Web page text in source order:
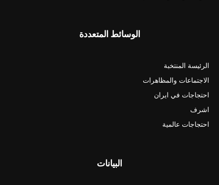
الوسائط المتعددة
الرئيسة المنتخبة
الاجتماعات والمظاهرات
احتجاجات في ايران
اشرف
احتجاجات عالمية
البيانات